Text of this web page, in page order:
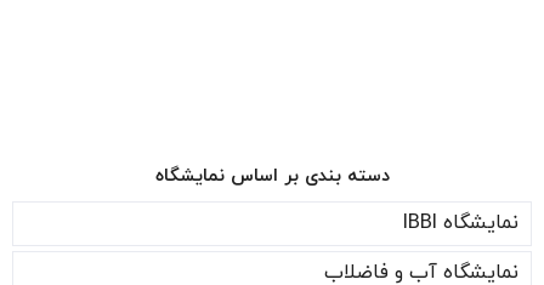
دسته بندی بر اساس نمایشگاه
نمایشگاه IBBI
نمایشگاه آب و فاضلاب